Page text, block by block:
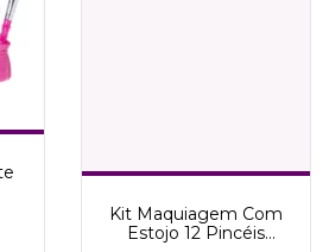
Kit Maquiagem Com
Estojo 12 Pincéis